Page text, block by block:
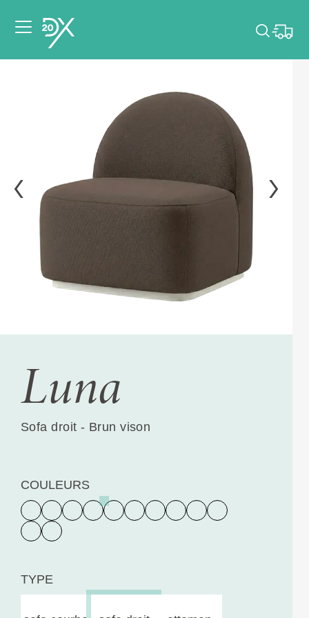
dates de votre
événement.
Luna
Sofa droit - Brun vison
COULEURS
TYPE